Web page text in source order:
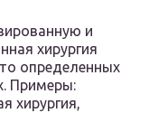
и
хирургия
определенных
Примеры:
хирургия,